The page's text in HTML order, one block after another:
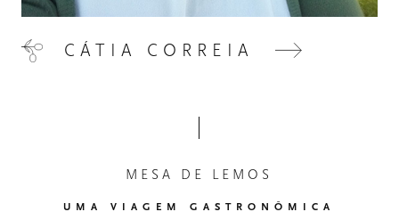
CÁTIA CORREIA
MESA DE LEMOS
UMA VIAGEM GASTRONÔMICA